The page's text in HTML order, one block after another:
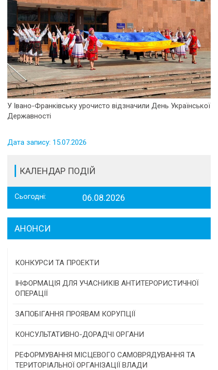
У Івано-Франківську урочисто відзначили День Української
Державності
Дата запису: 15.07.2026
КАЛЕНДАР ПОДІЙ
Сьогодні: 06.08.2026
АНОНСИ
КОНКУРСИ ТА ПРОЕКТИ
Конкурс проектів та програм місцевого
самоврядування
Конкурс інститутів громадянського суспільства
Програми/конкурси МТД
ІНФОРМАЦІЯ ДЛЯ УЧАСНИКІВ АНТИТЕРОРИСТИЧНОЇ
ОПЕРАЦІЇ
ЗАПОБІГАННЯ ПРОЯВАМ КОРУПЦІЇ
КОНСУЛЬТАТИВНО-ДОРАДЧІ ОРГАНИ
Консультативна рада
РЕФОРМУВАННЯ МІСЦЕВОГО САМОВРЯДУВАННЯ ТА
ТЕРИТОРІАЛЬНОЇ ОРГАНІЗАЦІЇ ВЛАДИ